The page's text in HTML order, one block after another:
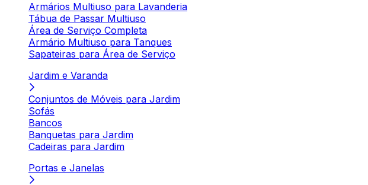
Armários Multiuso para Lavanderia
Tábua de Passar Multiuso
Área de Serviço Completa
Armário Multiuso para Tanques
Sapateiras para Área de Serviço
Jardim e Varanda
Conjuntos de Móveis para Jardim
Sofás
Bancos
Banquetas para Jardim
Cadeiras para Jardim
Portas e Janelas